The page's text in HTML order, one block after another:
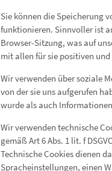
Sie können die Speicherung
funktionieren. Sinnvoller ist
Browser-Sitzung, was auf
mit allen für sie positiven
Wir verwenden über soziale
von der sie uns aufgerufen
wurde als auch
Wir verwenden technische
gemäß Art 6 Abs. 1 lit. f
Technische Cookies dienen
Spracheinstellungen, einen